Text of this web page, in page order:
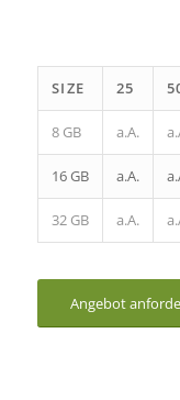
SIZE 25
8 GB a.A.
16 GB a.A.
32 GB a.A.
Angebot